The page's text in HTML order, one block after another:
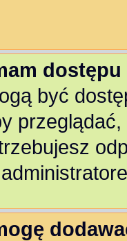
dostępu
być